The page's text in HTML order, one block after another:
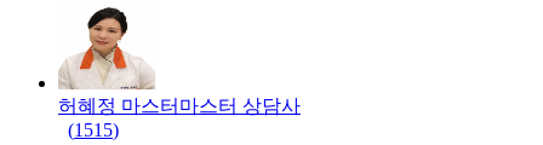
허혜정 마스터 마스터 상담사
(1515)